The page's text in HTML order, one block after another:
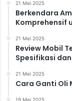
Cara
Tanpa
Kecil yang